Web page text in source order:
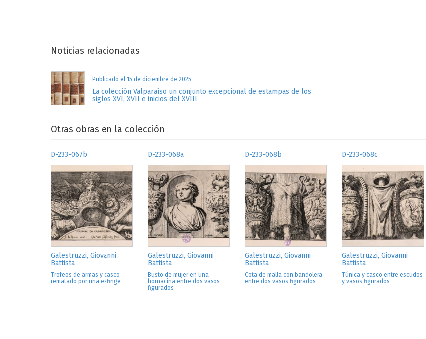
Noticias relacionadas
Publicado el 15 de diciembre de 2025
La colección Valparaíso un conjunto excepcional de estampas de los
siglos XVI, XVII e inicios del XVIII
Otras obras en la colección
D-233-067b
Galestruzzi, Giovanni
Battista
Trofeos de armas y casco
rematado por una esfinge
D-233-068a
Galestruzzi, Giovanni
Battista
Busto de mujer en una
hornacina entre dos vasos
figurados
D-233-068b
Galestruzzi, Giovanni
Battista
Cota de malla con bandolera
entre dos vasos figurados
D-233-068c
Galestruzzi, Giovanni
Battista
Túnica y casco entre escudos
y vasos figurados